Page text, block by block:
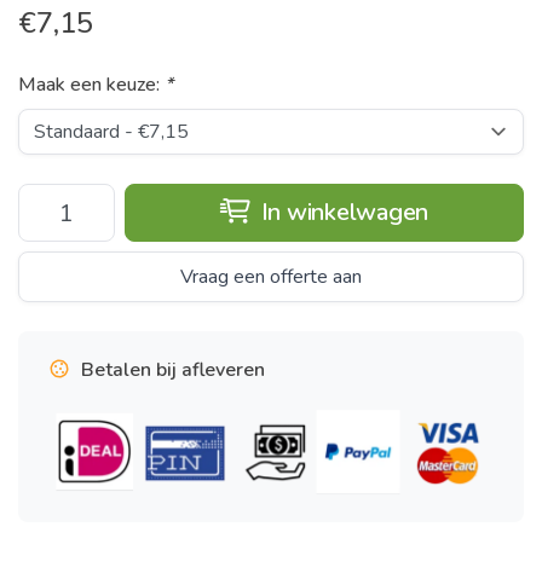
€7,15
Maak een keuze: *
In winkelwagen
Vraag een offerte aan
Betalen bij afleveren